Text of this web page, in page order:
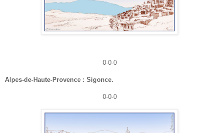
0-0-0
Alpes-de-Haute-Provence : Sigonce.
0-0-0